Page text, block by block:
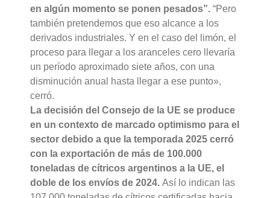
en algún momento se ponen pesados”. “Pero
también pretendemos que eso alcance a los
derivados industriales. Y en el caso del limón, el
proceso para llegar a los aranceles cero llevaría
un período aproximado siete años, con una
disminución anual hasta llegar a ese punto»,
cerró.
La decisión del Consejo de la UE se produce
en un contexto de marcado optimismo para el
sector debido a que la temporada 2025 cerró
con la exportación de más de 100.000
toneladas de cítricos argentinos a la UE, el
doble de los envíos de 2024. Así lo indican las